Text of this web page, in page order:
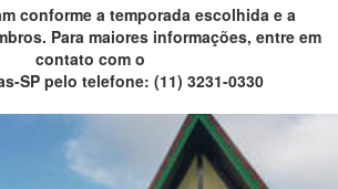
conforme a temporada escolhida e a
Para maiores informações, entre em
contato com o
SP pelo telefone: (11) 3231-0330